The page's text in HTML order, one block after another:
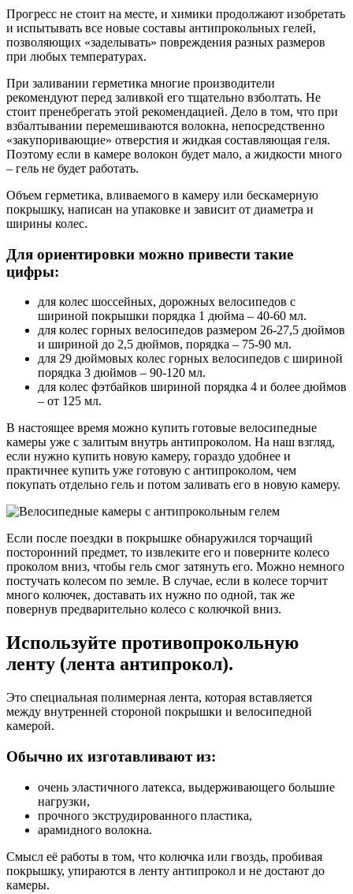
Прогресс не стоит на месте, и химики продолжают изобретать
и испытывать все новые составы антипрокольных гелей,
позволяющих «заделывать» повреждения разных размеров
при любых температурах.
При заливании герметика многие производители
рекомендуют перед заливкой его тщательно взболтать. Не
стоит пренебрегать этой рекомендацией. Дело в том, что при
взбалтывании перемешиваются волокна, непосредственно
«закупоривающие» отверстия и жидкая составляющая геля.
Поэтому если в камере волокон будет мало, а жидкости много
– гель не будет работать.
Объем герметика, вливаемого в камеру или бескамерную
покрышку, написан на упаковке и зависит от диаметра и
ширины колес.
Для ориентировки можно привести такие
цифры:
для колес шоссейных, дорожных велосипедов с
шириной покрышки порядка 1 дюйма – 40-60 мл.
для колес горных велосипедов размером 26-27,5 дюймов
и шириной до 2,5 дюймов, порядка – 75-90 мл.
для 29 дюймовых колес горных велосипедов с шириной
порядка 3 дюймов – 90-120 мл.
для колес фэтбайков шириной порядка 4 и более дюймов
– от 125 мл.
В настоящее время можно купить готовые велосипедные
камеры уже с залитым внутрь антипроколом. На наш взгляд,
если нужно купить новую камеру, гораздо удобнее и
практичнее купить уже готовую с антипроколом, чем
покупать отдельно гель и потом заливать его в новую камеру.
Если после поездки в покрышке обнаружился торчащий
посторонний предмет, то извлеките его и поверните колесо
проколом вниз, чтобы гель смог затянуть его. Можно немного
постучать колесом по земле. В случае, если в колесе торчит
много колючек, доставать их нужно по одной, так же
повернув предварительно колесо с колючкой вниз.
Используйте противопрокольную
ленту (лента антипрокол).
Это специальная полимерная лента, которая вставляется
между внутренней стороной покрышки и велосипедной
камерой.
Обычно их изготавливают из:
очень эластичного латекса, выдерживающего большие
нагрузки,
прочного экструдированного пластика,
арамидного волокна.
Смысл её работы в том, что колючка или гвоздь, пробивая
покрышку, упираются в ленту антипрокол и не достают до
камеры.